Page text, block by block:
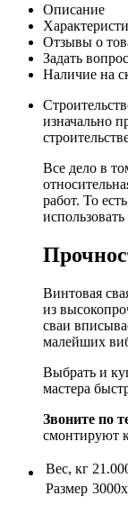
Описание
Отзывы о
Задать вопрос
Наличие на
изначально
Все дело в
работ. То
Винтовая
из
сваи
малейших
Выбрать и
мастера
Звоните по
смонтируют
Вес, кг
Размер